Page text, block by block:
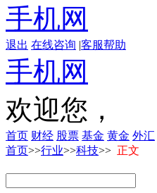
手机网
退出 在线咨询 |客服帮助
手机网
欢迎您，
首页 财经 股票 基金 黄金 外汇
首页>>行业>>科技>> 正文